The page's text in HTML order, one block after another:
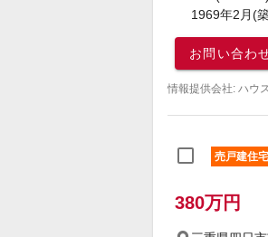
1969年2月(
お問い合わ
情報提供会社: ハ
売戸建住宅
380万円